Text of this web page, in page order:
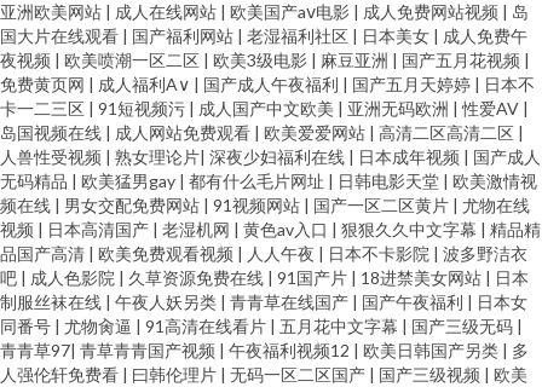
亚洲欧美网站 | 成人在线网站 | 欧美国产aⅴ电影 | 成人免费网站视频 | 岛
国大片在线观看 | 国产福利网站 | 老湿福利社区 | 日本美女 | 成人免费午
夜视频 | 欧美喷潮一区二区 | 欧美3级电影 | 麻豆亚洲 | 国产五月花视频 |
免费黄页网 | 成人福利A∨ | 国产成人午夜福利 | 国产五月天婷婷 | 日本不
卡一二三区 | 91短视频污 | 成人国产中文欧美 | 亚洲无码欧洲 |性爱AV |
岛国视频在线 | 成人网站免费观看 | 欧美爱爱网站 | 高清二区高清二区 |
人兽性受视频 | 熟女理论片| 深夜少妇福利在线 | 日本成年视频 | 国产成人
无码精品 | 欧美猛男gay | 都有什么毛片网址 | 日韩电影天堂 | 欧美激情视
频在线 | 男女交配免费网站 | 91视频网站 | 国产一区二区黄片 | 尤物在线
视频 | 日本高清国产 | 老湿机网 | 黄色av入口 | 狠狠久久中文字幕 | 精品精
品国产高清 | 欧美免费观看视频 | 人人午夜 | 日本不卡影院 | 波多野洁衣
吧 | 成人色影院 | 久草资源免费在线 | 91国产片 | 18进禁美女网站 | 日本
制服丝袜在线 | 午夜人妖另类 | 青青草在线国产 | 国产午夜福利 | 日本女
同番号 | 尤物肏逼 | 91高清在线看片 | 五月花中文字幕 | 国产三级无码 |
青青草97| 青草青青国产视频 | 午夜福利视频12 | 欧美日韩国产另类 | 多
人强伦轩免费看 | 曰韩伦理片 | 无码一区二区国产 | 国产三级视频 | 欧美